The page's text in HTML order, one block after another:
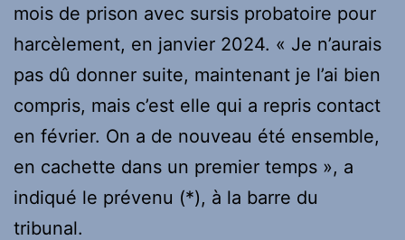
mois de prison avec sursis probatoire pour
harcèlement, en janvier 2024. « Je n’aurais
pas dû donner suite, maintenant je l’ai bien
compris, mais c’est elle qui a repris contact
en février. On a de nouveau été ensemble,
en cachette dans un premier temps », a
indiqué le prévenu (*), à la barre du
tribunal.